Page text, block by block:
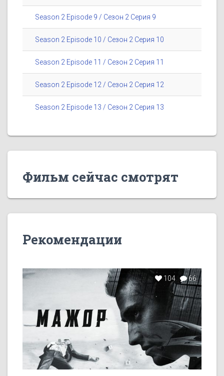
Season 2 Episode 9 / Сезон 2 Серия 9
Season 2 Episode 10 / Сезон 2 Серия 10
Season 2 Episode 11 / Сезон 2 Серия 11
Season 2 Episode 12 / Сезон 2 Серия 12
Season 2 Episode 13 / Сезон 2 Серия 13
Фильм сейчас смотрят
Рекомендации
104 66